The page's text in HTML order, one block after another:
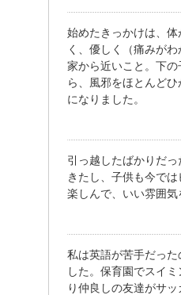
始めたきっかけは、
く、優しく（痛みが
家から近いこと。下
ら、風邪をほとんど
になりました。
引っ越したばかりだ
きたし、子供も今で
楽しんで、いい雰囲気
私は英語が苦手だっ
した。保育園でスイ
り仲良しの友達がサ